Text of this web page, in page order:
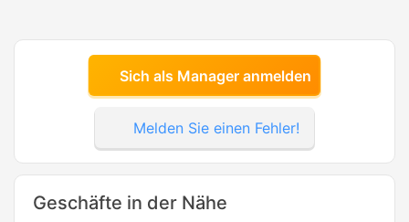
Sich als Manager anmelden
Melden Sie einen Fehler!
Geschäfte in der Nähe